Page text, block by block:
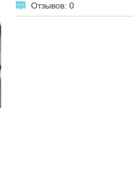
Отзывов: 0